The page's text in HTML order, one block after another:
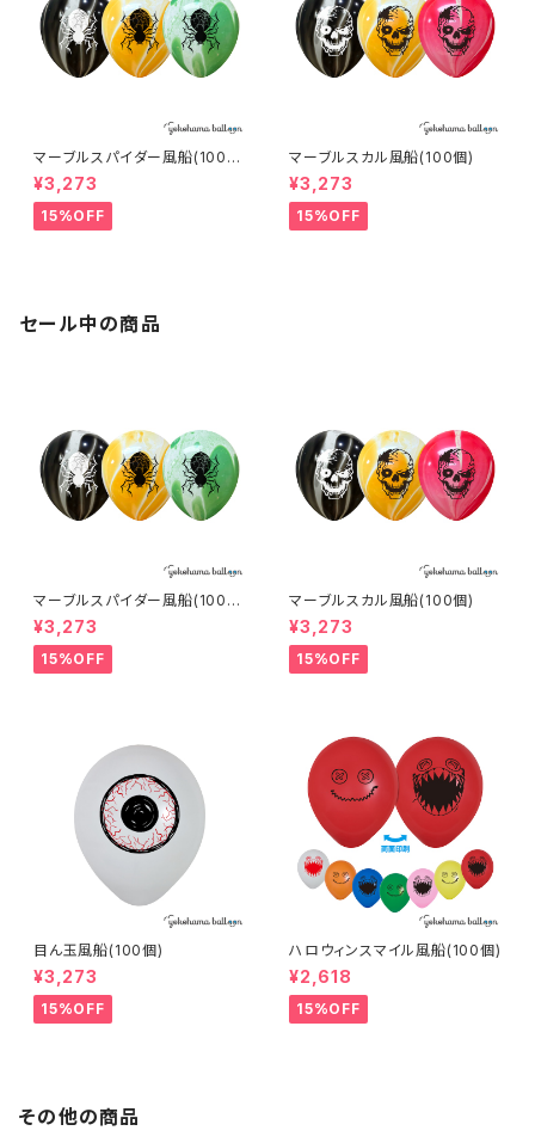
マーブルスパイダー風船(100
個)
¥3,273
15%OFF
マーブルスカル風船(100個)
¥3,273
15%OFF
セール中の商品
マーブルスパイダー風船(100
個)
¥3,273
15%OFF
マーブルスカル風船(100個)
¥3,273
15%OFF
目ん玉風船(100個)
¥3,273
15%OFF
ハロウィンスマイル風船(100個)
¥2,618
15%OFF
その他の商品